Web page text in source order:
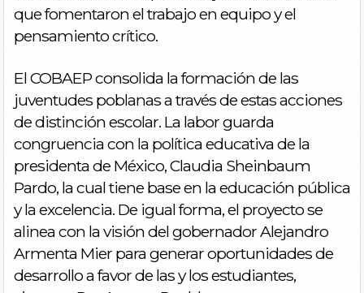
que fomentaron el trabajo en equipo y el
pensamiento crítico.
​El COBAEP consolida la formación de las
juventudes poblanas a través de estas acciones
de distinción escolar. La labor guarda
congruencia con la política educativa de la
presidenta de México, Claudia Sheinbaum
Pardo, la cual tiene base en la educación pública
y la excelencia. De igual forma, el proyecto se
alinea con la visión del gobernador Alejandro
Armenta Mier para generar oportunidades de
desarrollo a favor de las y los estudiantes,